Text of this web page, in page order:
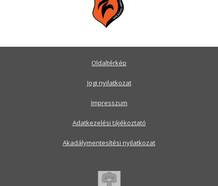
Oldaltérkép
Jogi nyilatkozat
Impresszum
Adatkezelési tájékoztató
Akadálymentesítési nyilatkozat